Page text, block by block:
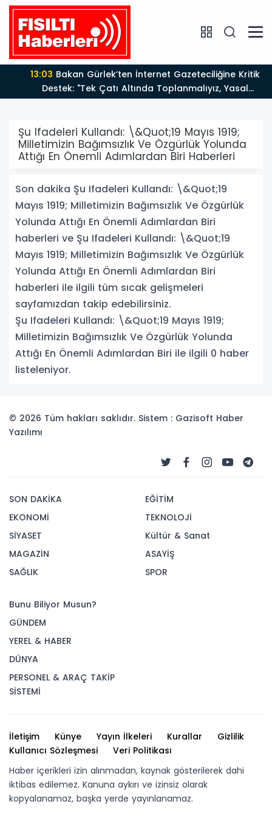
13:03Bakan Gürlek’ten İnternet Gazeteciliğine Kritik
Destek: "Tek Çatı Altında Toplanmalıyız, Yasal
Düzenlemeye Hazırız"
Şu Ifadeleri Kullandı: \&Quot;19 Mayıs 1919;
Milletimizin Bağımsızlık Ve Özgürlük Yolunda
Attığı En Önemli Adımlardan Biri Haberleri
Son dakika Şu Ifadeleri Kullandı: \&Quot;19
Mayıs 1919; Milletimizin Bağımsızlık Ve Özgürlük
Yolunda Attığı En Önemli Adımlardan Biri
haberleri ve Şu Ifadeleri Kullandı: \&Quot;19
Mayıs 1919; Milletimizin Bağımsızlık Ve Özgürlük
Yolunda Attığı En Önemli Adımlardan Biri
haberleri ile ilgili tüm sıcak gelişmeleri
sayfamızdan takip edebilirsiniz.
Şu Ifadeleri Kullandı: \&Quot;19 Mayıs 1919;
Milletimizin Bağımsızlık Ve Özgürlük Yolunda
Attığı En Önemli Adımlardan Biri ile ilgili 0 haber
listeleniyor.
© 2026 Tüm hakları saklıdır. Sistem : Gazisoft Haber
Yazılımı
SON DAKİKA
EKONOMİ
SİYASET
MAGAZİN
SAĞLIK
EĞİTİM
TEKNOLOJİ
Kültür & Sanat
ASAYİŞ
SPOR
Bunu Biliyor Musun?
GÜNDEM
YEREL & HABER
DÜNYA
PERSONEL & ARAÇ TAKİP
SİSTEMİ
İletişim Künye Yayın İlkeleri Kurallar
Gizlilik
Kullanıcı Sözleşmesi
Veri Politikası
Haber içerikleri izin alınmadan, kaynak gösterilerek dahi
iktibas edilemez. Kanuna aykırı ve izinsiz olarak
kopyalanamaz, başka yerde yayınlanamaz.